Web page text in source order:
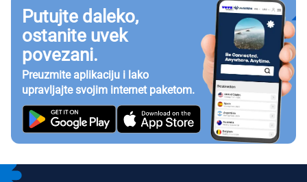
Putujte daleko,
ostanite uvek
povezani.
Preuzmite aplikaciju i lako
upravljajte svojim internet paketom.